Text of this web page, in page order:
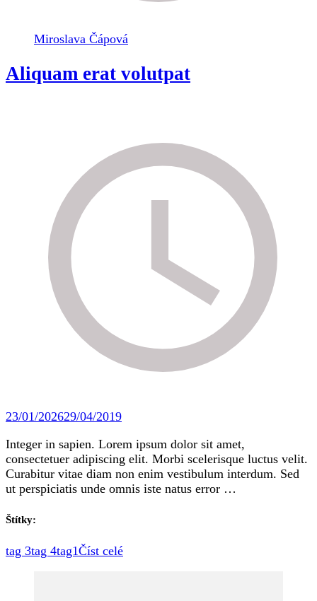
Miroslava Čápová
Aliquam erat volutpat
23/01/202629/04/2019
Integer in sapien. Lorem ipsum dolor sit amet,
consectetuer adipiscing elit. Morbi scelerisque luctus velit.
Curabitur vitae diam non enim vestibulum interdum. Sed
ut perspiciatis unde omnis iste natus error …
Štítky:
tag 3tag 4tag1Číst celé